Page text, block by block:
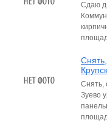
Сдаю
Снять,
Зуево